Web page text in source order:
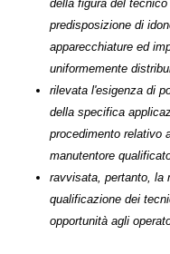
si può leggere nel
stata elaborata:
considerate le
la predisposizione di
apparecchiature ed
uniformemente
rilevata l'esigenza di
della specifica
procedimento
tecnico manutentore